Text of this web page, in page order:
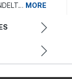
MORE